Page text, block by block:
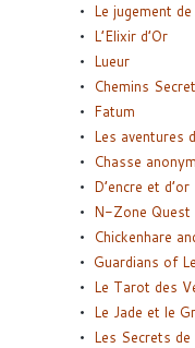
Le jugement
L’Elixir d’Or
Lueur
Chemins
Fatum
Les aventures
Chasse
D’encre et d’or
N-Zone Quest
Chickenhare
Guardians of
Le Tarot des
Le Jade et le
Les Secrets de